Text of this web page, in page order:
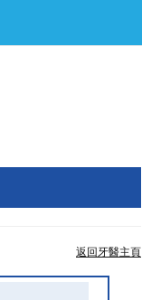
返回牙醫主頁